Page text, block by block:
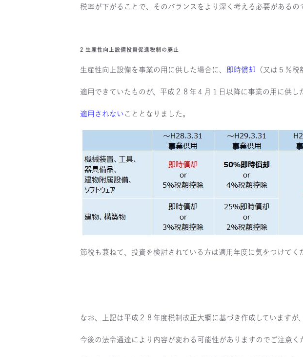
税率が下がることで、そのバランスをより深く考える必要があるの
2 生産性向上設備投資促進税制の廃止
生産性向上設備を事業の用に供した場合に、 即時償却 （又は５％税
適用できていたものが、平成２８年４月１日以降に事業の用に供し
適用されない こととなりました。
節税も兼ねて、投資を検討されている方は適用年度に気をつけてく
なお、上記は平成２８年度税制改正大綱に基づき作成していますが
今後の法令通達により内容が変わる可能性がありますのでご注意く